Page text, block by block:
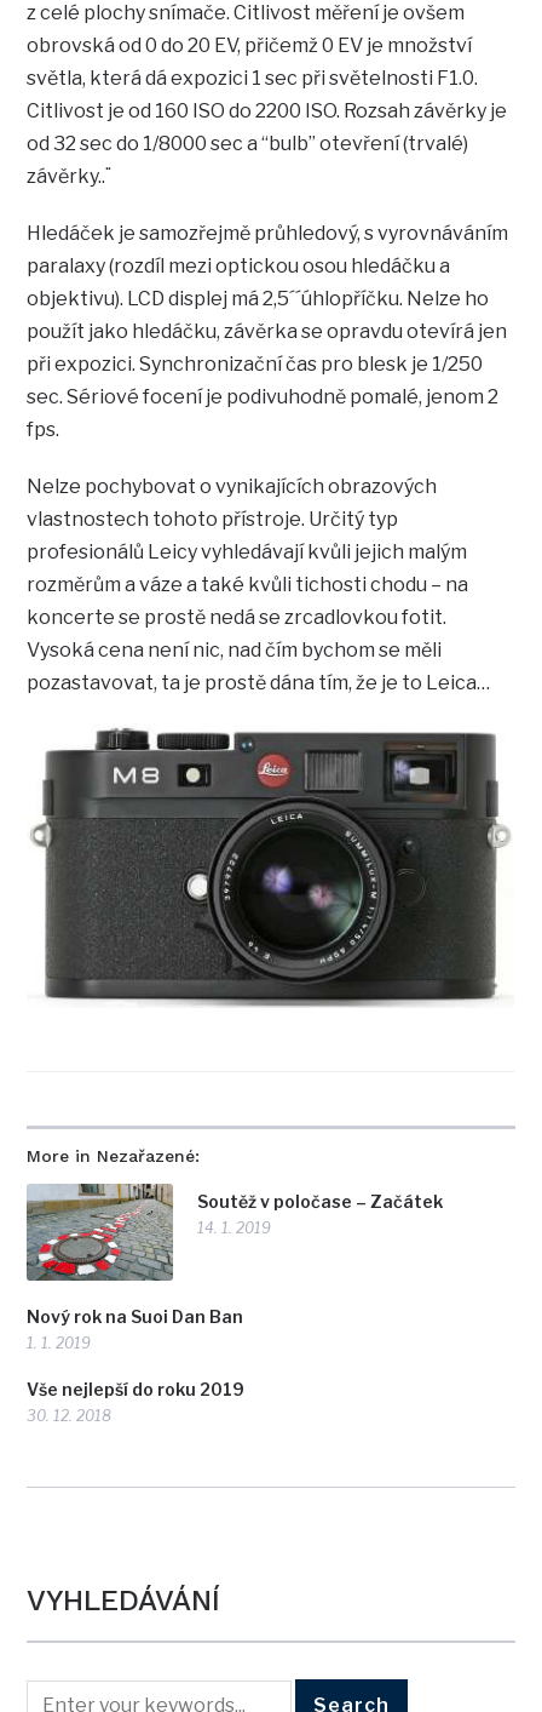
More in Nezařazené:
Soutěž v poločase – Začátek
14. 1. 2019
Nový rok na Suoi Dan Ban
1. 1. 2019
Vše nejlepší do roku 2019
30. 12. 2018
z celé plochy snímače. Citlivost měření je ovšem
obrovská od 0 do 20 EV, přičemž 0 EV je množství
světla, která dá expozici 1 sec při světelnosti F1.0.
Citlivost je od 160 ISO do 2200 ISO. Rozsah závěrky je
od 32 sec do 1/8000 sec a “bulb” otevření (trvalé)
závěrky..¨
Hledáček je samozřejmě průhledový, s vyrovnáváním
paralaxy (rozdíl mezi optickou osou hledáčku a
objektivu). LCD displej má 2,5´´úhlopříčku. Nelze ho
použít jako hledáčku, závěrka se opravdu otevírá jen
při expozici. Synchronizační čas pro blesk je 1/250
sec. Sériové focení je podivuhodně pomalé, jenom 2
fps.
Nelze pochybovat o vynikajících obrazových
vlastnostech tohoto přístroje. Určitý typ
profesionálů Leicy vyhledávají kvůli jejich malým
rozměrům a váze a také kvůli tichosti chodu – na
koncerte se prostě nedá se zrcadlovkou fotit.
Vysoká cena není nic, nad čím bychom se měli
pozastavovat, ta je prostě dána tím, že je to Leica…
VYHLEDÁVÁNÍ